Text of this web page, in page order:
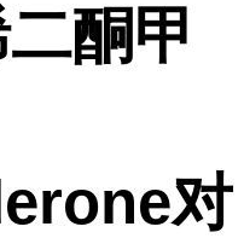
酮甲
对